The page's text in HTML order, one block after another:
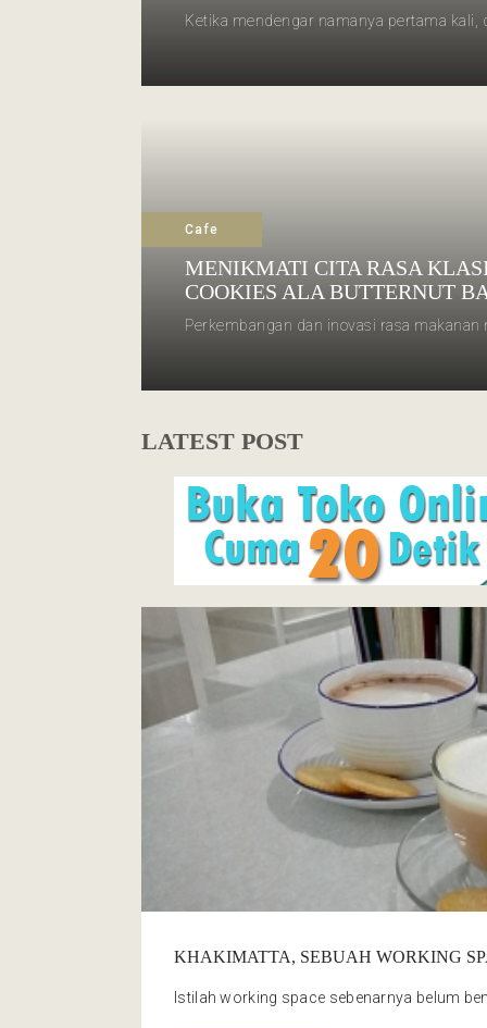
Ketika mendengar namanya pertama kali,
Cafe
MENIKMATI CITA RASA
COOKIES ALA BUTTERNUT
Perkembangan dan inovasi rasa
LATEST POST
Cafe
KHAKIMATTA, SEBUAH WORKING
Istilah working space sebenarnya belum